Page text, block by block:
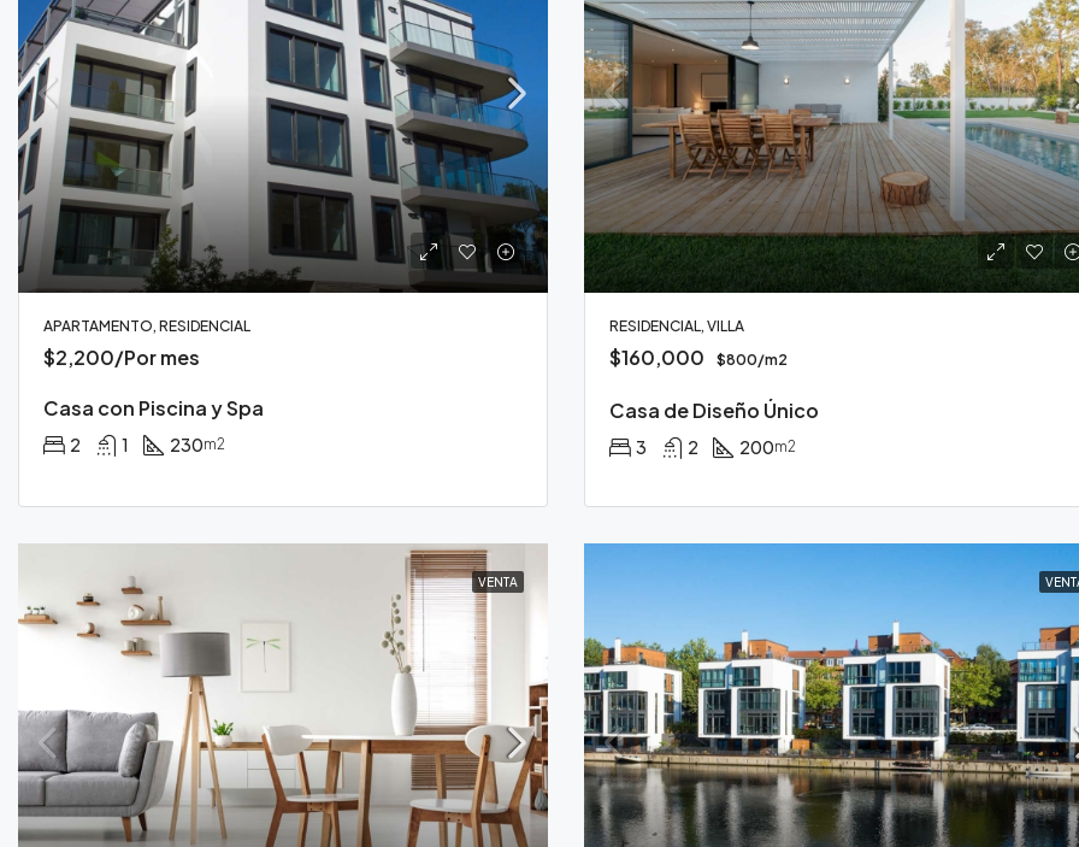
APARTAMENTO, RESIDENCIAL
$2,200/Por mes
Casa con Piscina y Spa
2 1 230m2
RESIDENCIAL, VILLA
$160,000 $800/m2
Casa de Diseño Único
3 2 200m2
VENTA